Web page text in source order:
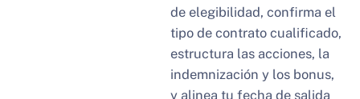
de elegibilidad, confirma el
tipo de contrato cualificado,
estructura las acciones, la
indemnización y los bonus,
y alinea tu fecha de salida